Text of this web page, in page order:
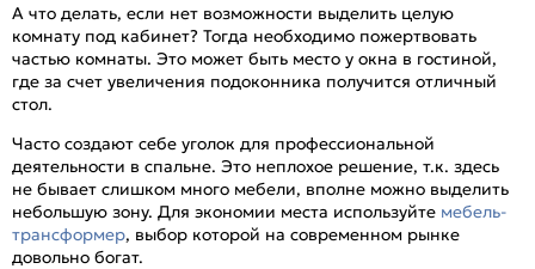
А что делать, если нет возможности выделить целую
комнату под кабинет? Тогда необходимо пожертвовать
частью комнаты. Это может быть место у окна в гостиной,
где за счет увеличения подоконника получится отличный
стол.
Часто создают себе уголок для профессиональной
деятельности в спальне. Это неплохое решение, т.к. здесь
не бывает слишком много мебели, вполне можно выделить
небольшую зону. Для экономии места используйте мебель-
трансформер, выбор которой на современном рынке
довольно богат.